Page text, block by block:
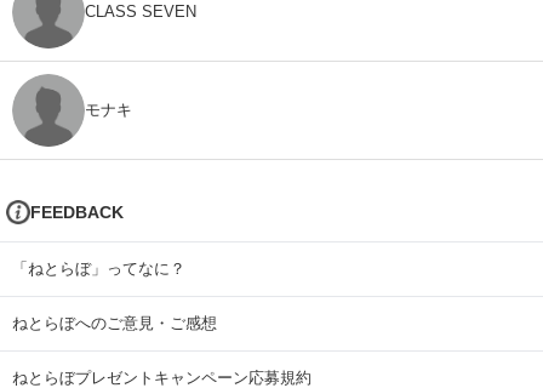
CLASS SEVEN
モナキ
FEEDBACK
「ねとらぼ」ってなに？
ねとらぼへのご意見・ご感想
ねとらぼプレゼントキャンペーン応募規約